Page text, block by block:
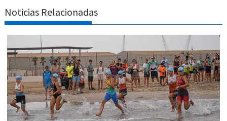
Noticias Relacionadas